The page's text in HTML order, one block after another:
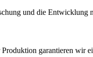
und die Entwicklung
garantieren wir